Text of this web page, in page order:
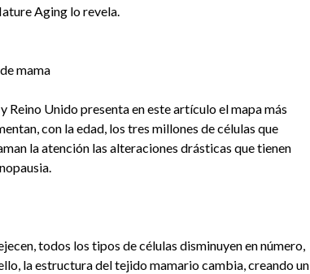
Aging lo revela.
mama
Reino Unido presenta en este artículo el mapa más
con la edad, los tres millones de células que
la atención las alteraciones drásticas que tienen
todos los tipos de células disminuyen en número,
la estructura del tejido mamario cambia, creando un